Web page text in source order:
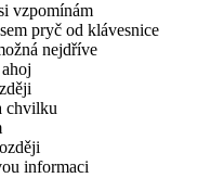
vzpomínám
pryč od klávesnice
nejdříve
chvilku
informaci